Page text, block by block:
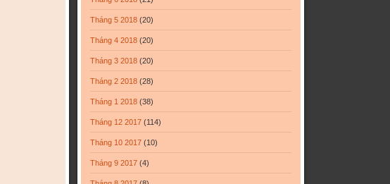
Tháng 5 2018 (20)
Tháng 4 2018 (20)
Tháng 3 2018 (20)
Tháng 2 2018 (28)
Tháng 1 2018 (38)
Tháng 12 2017 (114)
Tháng 10 2017 (10)
Tháng 9 2017 (4)